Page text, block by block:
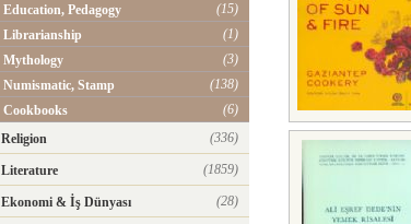
Education, Pedagogy
(15)
Librarianship
(1)
Mythology
(3)
Numismatic, Stamp
(138)
Cookbooks
(6)
Religion
(336)
Literature (1859)
Ekonomi & İş Dünyası (28)